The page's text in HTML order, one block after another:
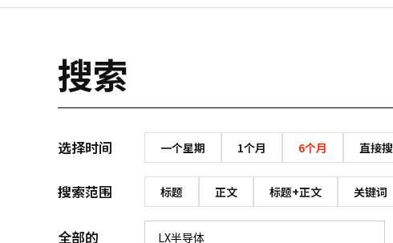
搜索
选择时间 一个星期 1个月 6个月 直接
搜索范围 标题 正文 标题+正文 关键词
全部的